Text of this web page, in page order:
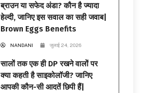
ब्राउन या सफेद अंडा? कौन है ज्यादा
हेल्दी, जानिए इस सवाल का सही जवाब|
Brown Eggs Benefits
NANDANI जुलाई 24, 2026
सालों तक एक ही DP रखने वालों पर
क्या कहती है साइकोलॉजी? जानिए
आपकी कौन-सी आदतें छिपी हैं|